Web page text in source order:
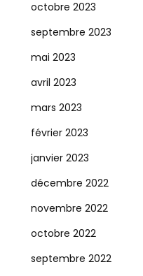
octobre 2023
septembre 2023
mai 2023
avril 2023
mars 2023
février 2023
janvier 2023
décembre 2022
novembre 2022
octobre 2022
septembre 2022